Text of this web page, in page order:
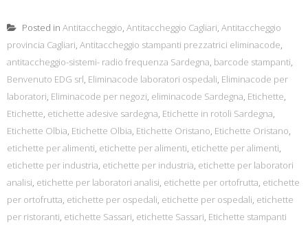
Posted in Antitaccheggio, Antitaccheggio Cagliari, Antitaccheggio
provincia Cagliari, Antitaccheggio stampanti prezzatrici eliminacode,
antitaccheggio-sistemi- radio frequenza Sardegna, barcode stampanti,
Benvenuto EDG srl, Eliminacode laboratori ospedali, Eliminacode per
laboratori, Eliminacode per negozi, eliminacode Sardegna, Etichette,
Etichette, etichette adesive sardegna, Etichette in rotoli Sardegna,
Etichette Olbia, Etichette Olbia, Etichette Oristano, Etichette Oristano,
etichette per alimenti, etichette per alimenti, etichette per alimenti,
etichette per industria, etichette per industria, etichette per laboratori
analisi, etichette per laboratori analisi, etichette per ortofrutta, etichette
per ortofrutta, etichette per ospedali, etichette per ospedali, etichette
per ristoranti, etichette Sassari, etichette Sassari, Etichette stampanti